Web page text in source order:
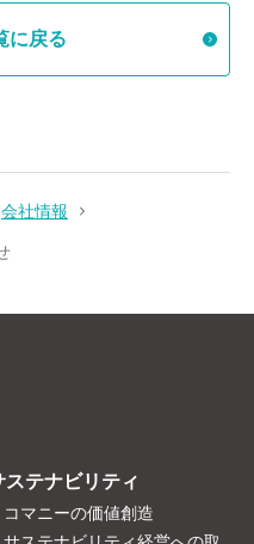
に戻る
会社情報
ステナビリティ
コマニーの価値創造